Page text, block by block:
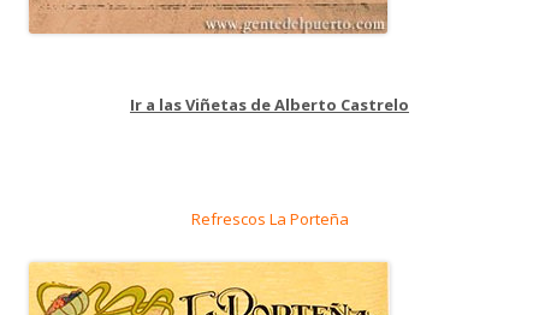
Ir a las Viñetas de Alberto Castrelo
Refrescos La Porteña